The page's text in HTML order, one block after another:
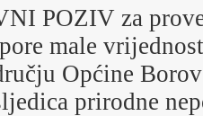
POZIV za
male
Općine
prirodne